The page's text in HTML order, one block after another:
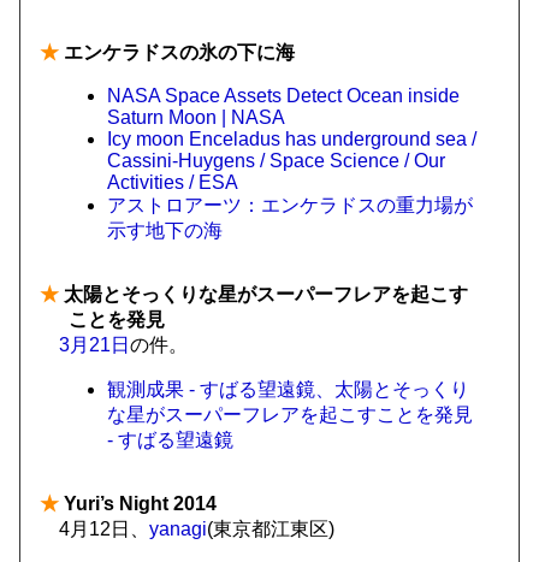
★ エンケラドスの氷の下に海
NASA Space Assets Detect Ocean inside
Saturn Moon | NASA
Icy moon Enceladus has underground sea /
Cassini-Huygens / Space Science / Our
Activities / ESA
アストロアーツ：エンケラドスの重力場が
示す地下の海
★ 太陽とそっくりな星がスーパーフレアを起こす
ことを発見
3月21日 の件。
観測成果 - すばる望遠鏡、太陽とそっくり
な星がスーパーフレアを起こすことを発見
- すばる望遠鏡
★ Yuri’s Night 2014
4月12日、 yanagi(東京都江東区)